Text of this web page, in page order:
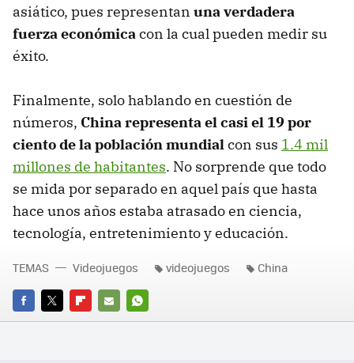
asiático, pues representan una verdadera
fuerza económicacon la cual pueden medir su
éxito.
Finalmente, solo hablando en cuestión de
números, China representa el casi el 19 por
ciento de la población mundialcon sus 1.4 mil
millones de habitantes. No sorprende que todo
se mida por separado en aquel país que hasta
hace unos años estaba atrasado en ciencia,
tecnología, entretenimiento y educación.
FACEBOOK
TWITTERFLIPBOARD
E-
WHATSAPP
TEMAS Videojuegos videojuegos China